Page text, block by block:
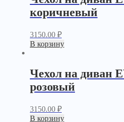
коричневый
3150.00 ₽
В корзину
Чехол на диван
розовый
3150.00 ₽
В корзину